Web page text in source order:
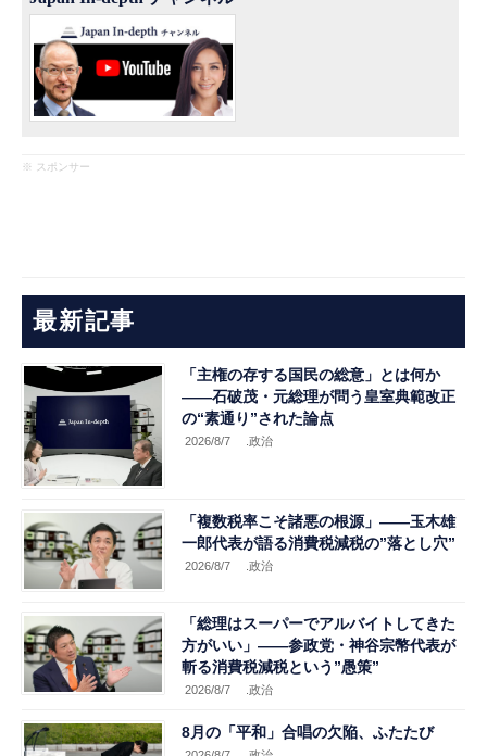
※ スポンサー
最新記事
「主権の存する国民の総意」とは何か
――石破茂・元総理が問う皇室典範改正
の“素通り”された論点
2026/8/7 .政治
「複数税率こそ諸悪の根源」――玉木雄
一郎代表が語る消費税減税の”落とし穴”
2026/8/7 .政治
「総理はスーパーでアルバイトしてきた
方がいい」――参政党・神谷宗幣代表が
斬る消費税減税という”愚策”
2026/8/7 .政治
8月の「平和」合唱の欠陥、ふたたび